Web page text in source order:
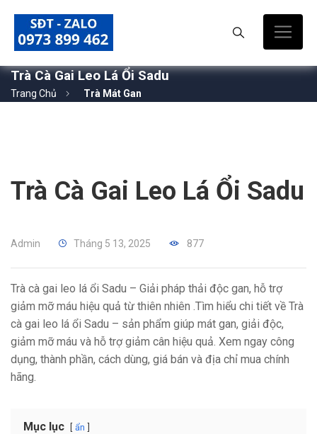
Trà Cà Gai Leo Lá Ổi Sadu
Trang Chủ Trà Mát Gan
Trà Cà Gai Leo Lá Ổi Sadu
Admin Tháng 5 13, 2025 877
Trà cà gai leo lá ổi Sadu – Giải pháp thải độc gan, hỗ trợ
giảm mỡ máu hiệu quả từ thiên nhiên .Tìm hiểu chi tiết về Trà
cà gai leo lá ổi Sadu – sản phẩm giúp mát gan, giải độc,
giảm mỡ máu và hỗ trợ giảm cân hiệu quả. Xem ngay công
dụng, thành phần, cách dùng, giá bán và địa chỉ mua chính
hãng.
Mục lục ẩn